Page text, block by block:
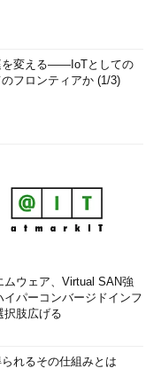
版に対するバックアッ
クアップし、次からは
ックアップします。
1～9です。例えば、レ
りも小さい最大のレベ
ルのうち最後にバック
アップ後に追加、変更
ります（※6）。
ベル1を実行すると、
追加、変更があったフ
てバックアップするた
分バックアップ）。最
を変える――IoTとしての
フロンティアか (1/3)
ムウェア、Virtual SAN強
イパーコンバージドインフ
択肢広げる
れるその仕組みとは